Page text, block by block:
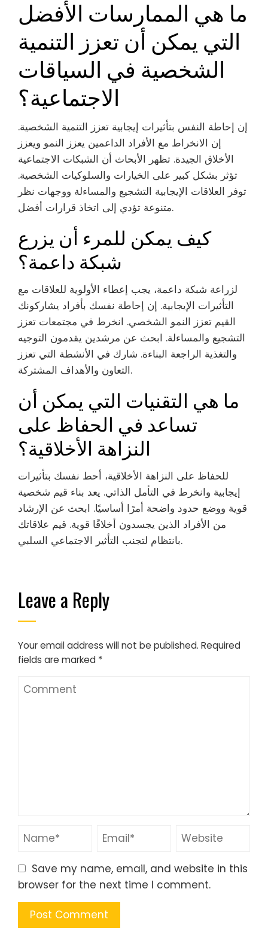
ما هي الممارسات الأفضل
التي يمكن أن تعزز التنمية
الشخصية في السياقات
الاجتماعية؟
إن إحاطة النفس بتأثيرات إيجابية تعزز التنمية الشخصية.
إن الانخراط مع الأفراد الداعمين يعزز النمو ويعزز
الأخلاق الجيدة. تظهر الأبحاث أن الشبكات الاجتماعية
تؤثر بشكل كبير على الخيارات والسلوكيات الشخصية.
توفر العلاقات الإيجابية التشجيع والمساءلة ووجهات نظر
متنوعة تؤدي إلى اتخاذ قرارات أفضل.
كيف يمكن للمرء أن يزرع
شبكة داعمة؟
لزراعة شبكة داعمة، يجب إعطاء الأولوية للعلاقات مع
التأثيرات الإيجابية. إن إحاطة نفسك بأفراد يشاركونك
القيم تعزز النمو الشخصي. انخرط في مجتمعات تعزز
التشجيع والمساءلة. ابحث عن مرشدين يقدمون التوجيه
والتغذية الراجعة البناءة. شارك في الأنشطة التي تعزز
التعاون والأهداف المشتركة.
ما هي التقنيات التي يمكن أن
تساعد في الحفاظ على
النزاهة الأخلاقية؟
للحفاظ على النزاهة الأخلاقية، أحط نفسك بتأثيرات
إيجابية وانخرط في التأمل الذاتي. يعد بناء قيم شخصية
قوية ووضع حدود واضحة أمرًا أساسيًا. ابحث عن الإرشاد
من الأفراد الذين يجسدون أخلاقًا قوية. قيم علاقاتك
بانتظام لتجنب التأثير الاجتماعي السلبي.
Leave a Reply
Your email address will not be published. Required
fields are marked *
Save my name, email, and website in this
browser for the next time I comment.